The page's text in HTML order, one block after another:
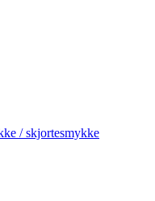
/ skjortesmykke